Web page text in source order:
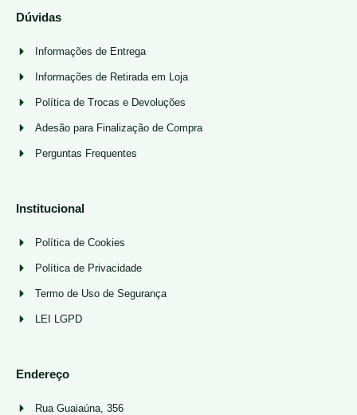
Dúvidas
Informações de Entrega
Informações de Retirada em Loja
Política de Trocas e Devoluções
Adesão para Finalização de Compra
Perguntas Frequentes
Institucional
Política de Cookies
Política de Privacidade
Termo de Uso de Segurança
LEI LGPD
Endereço
Rua Guaiaúna, 356